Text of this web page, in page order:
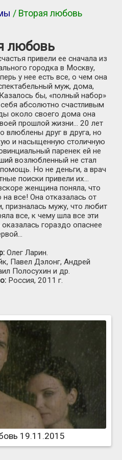
/ Вторая любовь
любовь
привели ее сначала из
городка в Москву,
у нее есть все, о чем она
муж, дома,
бы, «полный набор»
абсолютно счастливым
около своего дома она
прошлой жизни… 20 лет
влюблены друг в друга, но
и насыщенную столичную
паренек ей не
возлюбленный не стал
Но не деньги, а врач
поиски привели их…
женщина поняла, что
все! Она отказалась от
призналась мужу, что любит
все, к чему шла все эти
гораздо опаснее
Олег Ларин.
Павел Дэлонг, Андрей
Полосухин и др.
Россия, 2011 г.
19.11.2015